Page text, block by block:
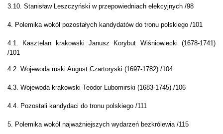
3.10. Stanisław Leszczyński w przepowiedniach elekcyjnych /98
4. Polemika wokół pozostałych kandydatów do tronu polskiego /101
4.1. Kasztelan krakowski Janusz Korybut Wiśniowiecki (1678-1741)
/101
4.2. Wojewoda ruski August Czartoryski (1697-1782) /104
4.3. Wojewoda krakowski Teodor Lubomirski (1683-1745) /106
4.4. Pozostali kandydaci do tronu polskiego /111
5. Polemika wokół najważniejszych wydarzeń bezkrólewia /115